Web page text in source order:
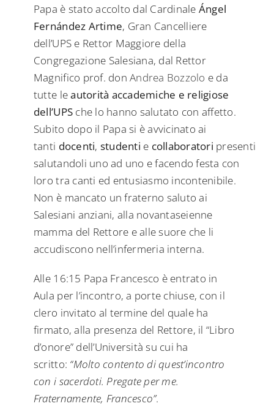
Papa è stato accolto dal Cardinale Ángel
Fernández Artime, Gran Cancelliere
dell’UPS e Rettor Maggiore della
Congregazione Salesiana, dal Rettor
Magnifico prof. donAndrea Bozzolo e da
tutte leautorità accademiche e religiose
dell’UPS che lo hanno salutato con affetto.
Subito dopo il Papa si è avvicinato ai
tanti docenti, studenti e collaboratori presenti
salutandoli uno ad uno e facendo festa con
loro tra canti ed entusiasmo incontenibile.
Non è mancato un fraterno saluto ai
Salesiani anziani, alla novantaseienne
mamma del Rettore e alle suore che li
accudiscono nell’infermeria interna.
Alle 16:15 Papa Francesco è entrato in
Aula per l’incontro, a porte chiuse, con il
clero invitato al termine del quale ha
firmato, alla presenza del Rettore, il “Libro
d’onore” dell’Università su cui ha
scritto: “Molto contento di quest’incontro
con i sacerdoti. Pregate per me.
Fraternamente, Francesco”.